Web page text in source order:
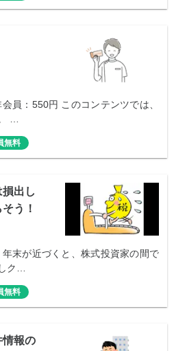
員：550円 このコンテンツでは、
…
無料
損出し
う！
末が近づくと、株式投資家の間で
ク…
無料
情報の